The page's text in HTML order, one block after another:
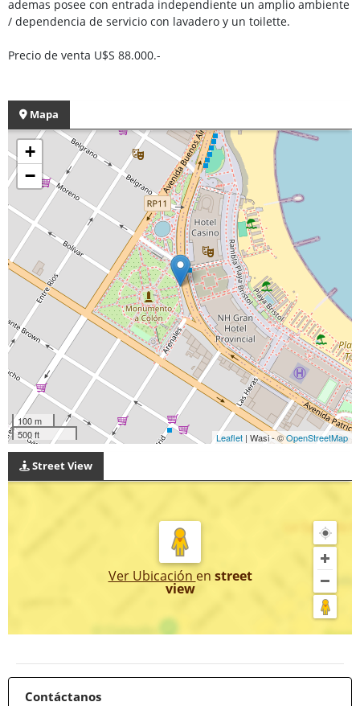
ademas posee con entrada independiente un amplio ambiente
/ dependencia de servicio con lavadero y un toilette.
Precio de venta U$S 88.000.-
Mapa
+
−
100 m
500 ft
Leaflet | Wasi - ©OpenStreetMap
Street View
Ver Ubicación en street
view
Contáctanos